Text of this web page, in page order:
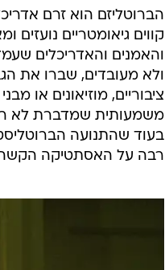
הברוטליזם הוא זרם
קווים גיאומטריים
והאמנים והאדריכלים
ולא מעובדים, שברו את
ציבוריים, מוזיאונים או
משמעותית שמדברת לא רק
בעוד שהתנועה
רבה על האסתטיקה